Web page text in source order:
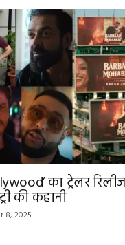
का ट्रेलर
की कहानी
8, 2025